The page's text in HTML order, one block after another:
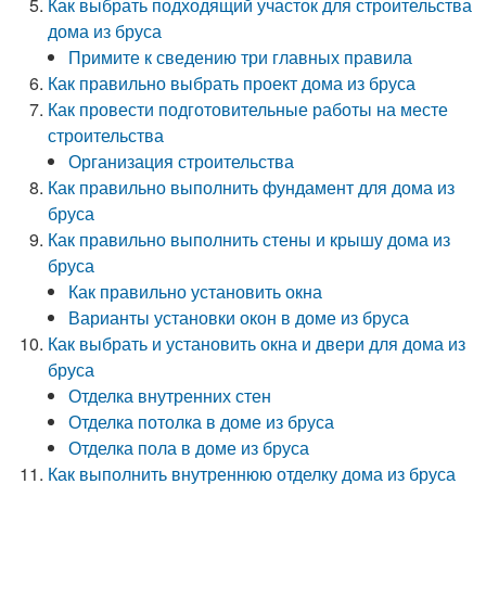
дома из бруса
Примите к сведению три главных правила
Как правильно выбрать проект дома из бруса
Как провести подготовительные работы на месте
строительства
Организация строительства
Как правильно выполнить фундамент для дома из
бруса
Как правильно выполнить стены и крышу дома из
бруса
Как правильно установить окна
Варианты установки окон в доме из бруса
Как выбрать и установить окна и двери для дома из
бруса
Отделка внутренних стен
Отделка потолка в доме из бруса
Отделка пола в доме из бруса
Как выполнить внутреннюю отделку дома из бруса